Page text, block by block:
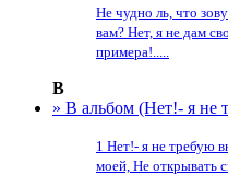
Не чудно ль, что
вам? Нет, я не дам
примера!.....
В
» В альбом (Нет!- я не
1 Нет!- я не требую
моей, Не открывать